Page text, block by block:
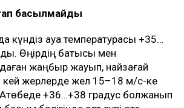
Қызылорда облысында
температурасы +40…+43 градусқа
Қызылорда қаласында +40…+41